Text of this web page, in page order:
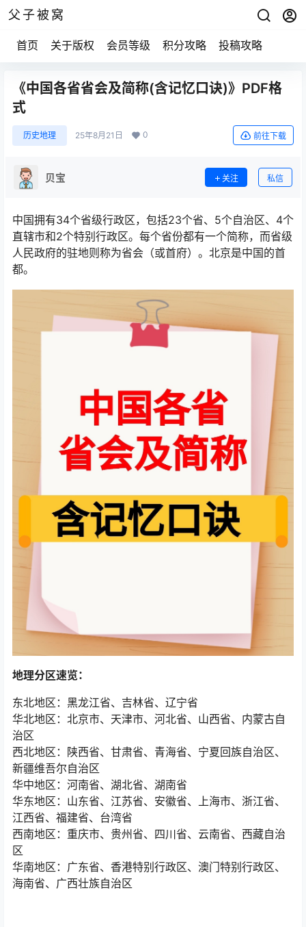
父子被窝
首页 关于版权 会员等级 积分攻略 投稿攻略
《中国各省省会及简称(含记忆口诀)》PDF格
式
历史地理 25年8月21日 0 前往下载
贝宝 关注 私信
中国拥有34个省级行政区，包括23个省、5个自治区、4个
直辖市和2个特别行政区。每个省份都有一个简称，而省级
人民政府的驻地则称为省会（或首府）。北京是中国的首
都。
地理分区速览：
东北地区：黑龙江省、吉林省、辽宁省
华北地区：北京市、天津市、河北省、山西省、内蒙古自
治区
西北地区：陕西省、甘肃省、青海省、宁夏回族自治区、
新疆维吾尔自治区
华中地区：河南省、湖北省、湖南省
华东地区：山东省、江苏省、安徽省、上海市、浙江省、
江西省、福建省、台湾省
西南地区：重庆市、贵州省、四川省、云南省、西藏自治
区
华南地区：广东省、香港特别行政区、澳门特别行政区、
海南省、广西壮族自治区